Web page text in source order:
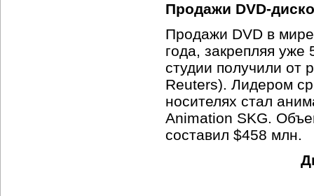
Продажи DVD-
Продажи DVD в
года, закрепляя
студии получили от
Reuters). Лидером
носителях стал
Animation SKG.
составил $458 млн.